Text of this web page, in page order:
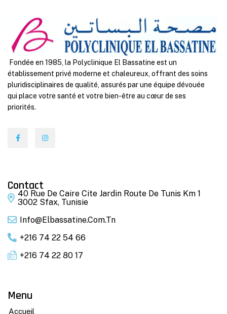
Fondée en 1985, la Polyclinique El Bassatine est un
établissement privé moderne et chaleureux, offrant des soins
pluridisciplinaires de qualité, assurés par une équipe dévouée
qui place votre santé et votre bien-être au cœur de ses
priorités.
Contact
40 Rue De Caire Cite Jardin Route De Tunis Km 1
3002 Sfax, Tunisie
Info@elbassatine.com.tn
+216 74 22 54 66
+216 74 22 80 17
Menu
Accueil